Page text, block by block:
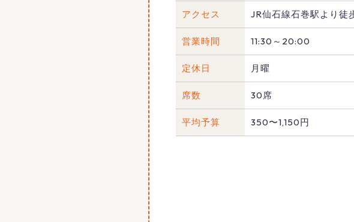
アクセス JR仙石線石巻駅より徒
営業時間 11:30～20:00
定休日 月曜
席数 30席
平均予算 350〜1,150円